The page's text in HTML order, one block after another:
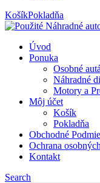
KošíkPokladňa
Úvod
Ponuka
Osobné autá
Náhradné
Motory a
Môj účet
Košík
Pokladňa
Obchodné
Ochrana
Kontakt
Search